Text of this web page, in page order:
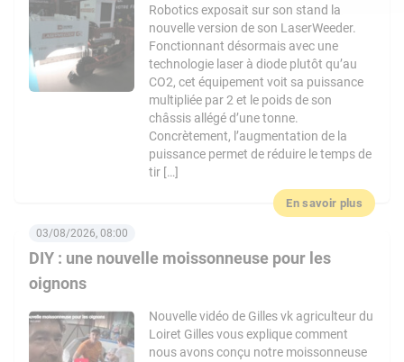
Robotics exposait sur son stand la
nouvelle version de son LaserWeeder.
Fonctionnant désormais avec une
technologie laser à diode plutôt qu’au
CO2, cet équipement voit sa puissance
multipliée par 2 et le poids de son
châssis allégé d’une tonne.
Concrètement, l’augmentation de la
puissance permet de réduire le temps de
tir […]
En savoir plus
DIY : une nouvelle moissonneuse pour les
oignons
03/08/2026, 08:00
Nouvelle vidéo de Gilles vk agriculteur du
Loiret Gilles vous explique comment
nous avons conçu notre moissonneuse